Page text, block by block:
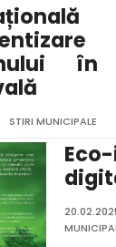
în
STIRI MUNICIPALE